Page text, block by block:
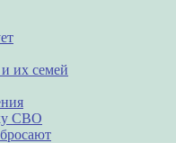
их семей
СВО